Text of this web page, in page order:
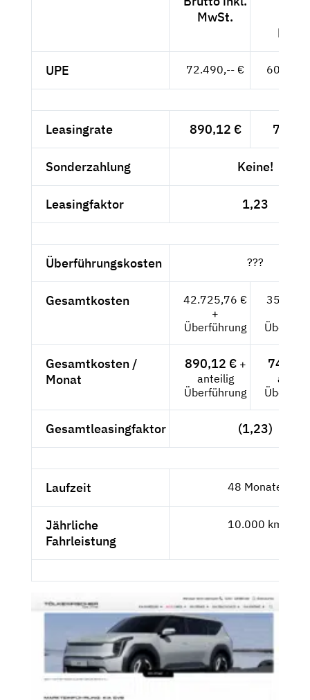
MwSt.
UPE 72.490,-- €
Leasingrate 890,12 €
Sonderzahlung Keine!
Leasingfaktor 1,23
Überführungskosten ???
Gesamtkosten
42.725,76 €
+
Überführung
Gesamtkosten /
Monat
890,12 €+
anteilig
Überführung
748,--
Gesamtleasingfaktor (1,23)
Laufzeit 48 Monate
Jährliche
Fahrleistung
10.000 km